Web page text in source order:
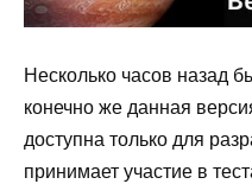
Несколько часов назад
конечно же данная
доступна только для
принимает участие в